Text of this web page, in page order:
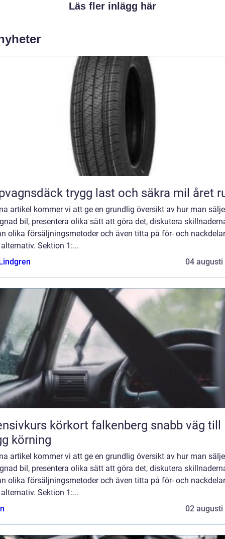
Läs fler inlägg här
Släpvagnsdäck trygg last och säkra mil året
artikel kommer vi att ge en grundlig översikt av hur man
bil, presentera olika sätt att göra det, diskutera
olika försäljningsmetoder och även titta på för- och
Sektion 1:...
04 augusti
körkort falkenberg snabb väg till
körning
artikel kommer vi att ge en grundlig översikt av hur man
bil, presentera olika sätt att göra det, diskutera
olika försäljningsmetoder och även titta på för- och
Sektion 1:...
02 augusti